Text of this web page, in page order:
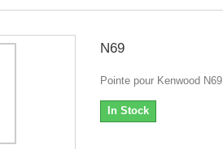
N69
Pointe pour Kenwood N69
In Stock